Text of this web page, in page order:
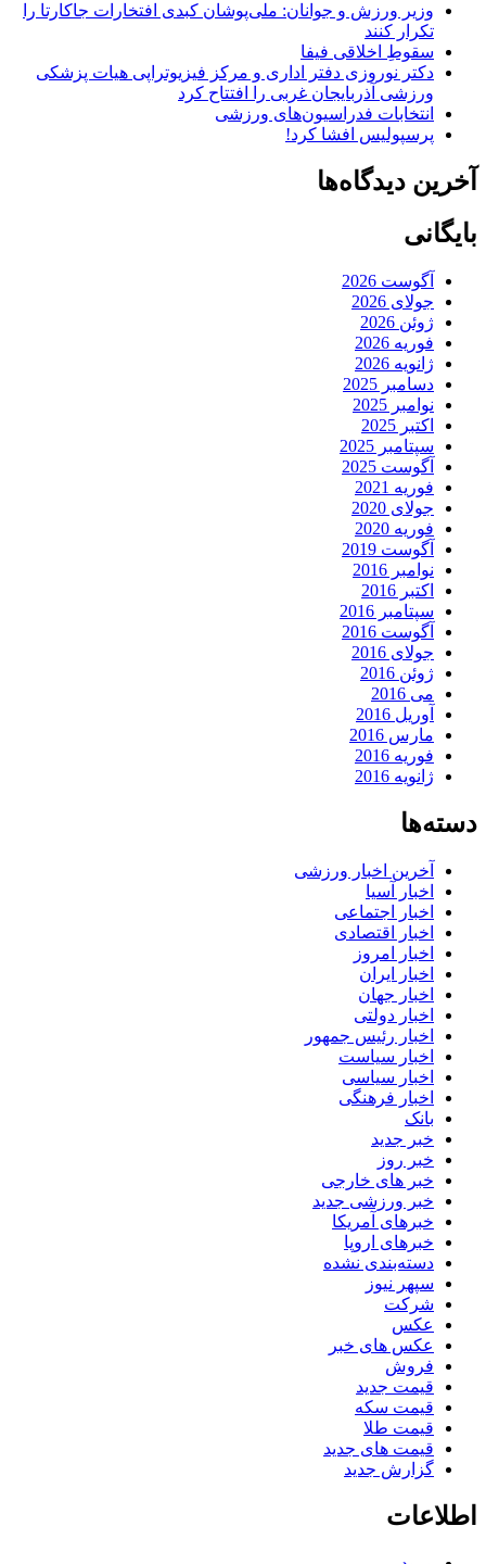
وزیر ورزش و جوانان: ملی‌پوشان کبدی افتخارات جاکارتا را
تکرار کنند
سقوطِ اخلاقی فیفا
دکتر نوروزی دفتر اداری و مرکز فیزیوتراپی هیات پزشکی
ورزشی آذربایجان غربی را افتتاح کرد
انتخابات فدراسیون‌های ورزشی
پرسپولیس افشا کرد!
آخرین دیدگاه‌ها
بایگانی
آگوست 2026
جولای 2026
ژوئن 2026
فوریه 2026
ژانویه 2026
دسامبر 2025
نوامبر 2025
اکتبر 2025
سپتامبر 2025
آگوست 2025
فوریه 2021
جولای 2020
فوریه 2020
آگوست 2019
نوامبر 2016
اکتبر 2016
سپتامبر 2016
آگوست 2016
جولای 2016
ژوئن 2016
می 2016
آوریل 2016
مارس 2016
فوریه 2016
ژانویه 2016
دسته‌ها
آخرین اخبار ورزشی
اخبار آسیا
اخبار اجتماعی
اخبار اقتصادی
اخبار امروز
اخبار ایران
اخبار جهان
اخبار دولتی
اخبار رئیس جمهور
اخبار سیاست
اخبار سیاسی
اخبار فرهنگی
بانک
خبر جدید
خبر روز
خبر های خارجی
خبر ورزشی جدید
خبرهای آمریکا
خبرهای اروپا
دسته‌بندی نشده
سپهر نیوز
شرکت
عکس
عکس های خبر
فروش
قیمت جدید
قیمت سکه
قیمت طلا
قیمت های جدید
گزارش جدید
اطلاعات